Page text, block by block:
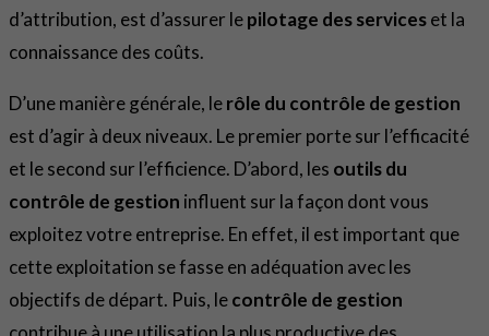
d’attribution, est d’assurer lepilotage des serviceset la
connaissance des coûts.
D’une manière générale, lerôle du contrôle de gestion
est d’agir à deux niveaux. Le premier porte sur l’efficacité
et le second sur l’efficience. D’abord, les outils du
contrôle de gestion influent sur la façon dont vous
exploitez votre entreprise. En effet, il est important que
cette exploitation se fasse en adéquation avec les
objectifs de départ. Puis, lecontrôle de gestion